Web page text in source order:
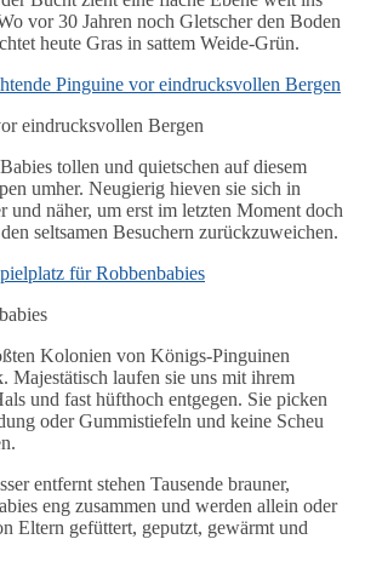
vor 30 Jahren noch Gletscher den Boden
heute Gras in sattem Weide-Grün.
eindrucksvollen Bergen
tollen und quietschen auf diesem
umher. Neugierig hieven sie sich in
und näher, um erst im letzten Moment doch
seltsamen Besuchern zurückzuweichen.
Kolonien von Königs-Pinguinen
Majestätisch laufen sie uns mit ihrem
und fast hüfthoch entgegen. Sie picken
oder Gummistiefeln und keine Scheu
entfernt stehen Tausende brauner,
eng zusammen und werden allein oder
Eltern gefüttert, geputzt, gewärmt und